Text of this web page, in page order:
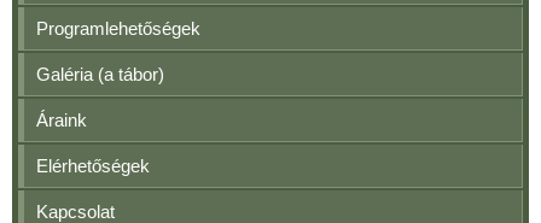
Programlehetőségek
Galéria (a tábor)
Áraink
Elérhetőségek
Kapcsolat